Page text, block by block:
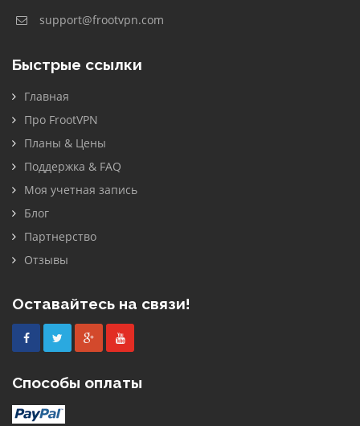
support@frootvpn.com
Быстрые ссылки
Главная
Про FrootVPN
Планы & Цены
Поддержка & FAQ
Моя учетная запись
Блог
Партнерство
Отзывы
Оставайтесь на связи!
FacebookTwitterGoogle Youtube
Способы оплаты